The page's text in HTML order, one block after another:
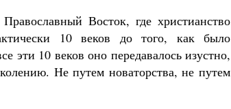
Восток, где христианство
10 веков до того, как было
эти 10 веков оно передавалось изустно,
Не путем новаторства, не путем